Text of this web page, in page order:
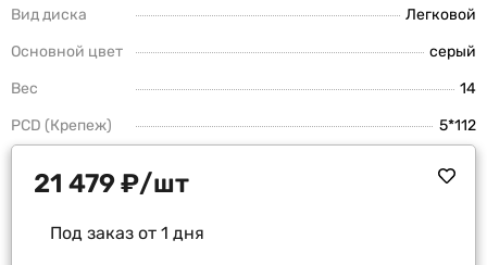
Вид диска
Легковой
Основной цвет
серый
Вес
14
PCD (Крепеж)
5*112
21 479₽/шт
Под заказ от 1 дня